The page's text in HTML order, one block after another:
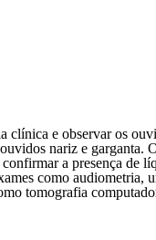
e observar os
nariz e
a presença de
como
tomografia